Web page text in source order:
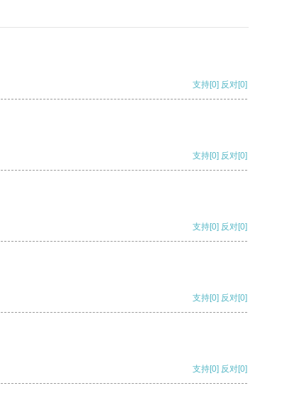
支持[0] 反对[0]
支持[0] 反对[0]
支持[0] 反对[0]
支持[0] 反对[0]
支持[0] 反对[0]